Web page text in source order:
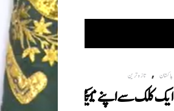
پاکستان , تازہ ترین
ایک کلک سے اپنے میٹرک کا